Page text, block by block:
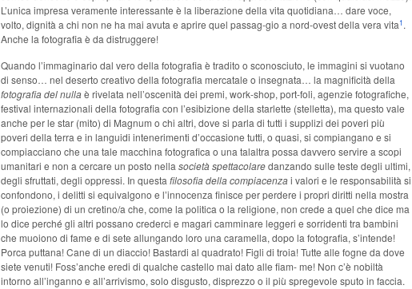
L’unica impresa veramente interessante è la liberazione della vita quotidiana… dare voce,
volto, dignità a chi non ne ha mai avuta e aprire quel passag-gio a nord-ovest della vera vita1.
Anche la fotografia è da distruggere!
Quando l’immaginario dal vero della fotografia è tradito o sconosciuto, le immagini si vuotano
di senso… nel deserto creativo della fotografia mercatale o insegnata… la magnificità della
fotografia del nullaè rivelata nell’oscenità dei premi, work-shop, port-foli, agenzie fotografiche,
festival internazionali della fotografia con l’esibizione della starlette (stelletta), ma questo vale
anche per le star (mito) di Magnum o chi altri, dove si parla di tutti i supplizi dei poveri più
poveri della terra e in languidi intenerimenti d’occasione tutti, o quasi, si compiangano e si
compiacciano che una tale macchina fotografica o una talaltra possa davvero servire a scopi
umanitari e non a cercare un posto nellasocietà spettacolaredanzando sulle teste degli ultimi,
degli sfruttati, degli oppressi. In questafilosofia della compiacenzai valori e le responsabilità si
confondono, i delitti si equivalgono e l’innocenza finisce per perdere i propri diritti nella mostra
(o proiezione) di un cretino/a che, come la politica o la religione, non crede a quel che dice ma
lo dice perché gli altri possano crederci e magari camminare leggeri e sorridenti tra bambini
che muoiono di fame e di sete allungando loro una caramella, dopo la fotografia, s’intende!
Porca puttana! Cane di un diaccio! Bastardi al quadrato! Figli di troia! Tutte alle fogne da dove
siete venuti! Foss’anche eredi di qualche castello mai dato alle fiam- me! Non c’è nobiltà
intorno all’inganno e all’arrivismo, solo disgusto, disprezzo o il più spregevole sputo in faccia.